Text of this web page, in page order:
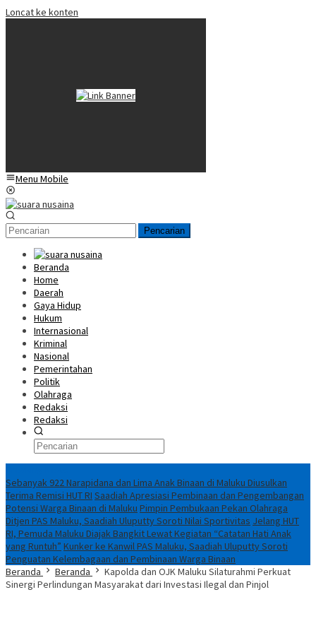
Loncat ke konten
Menu Mobile
Pencarian
Beranda
Home
Daerah
Gaya Hidup
Hukum
Internasional
Kriminal
Nasional
Pemerintahan
Politik
Olahraga
Redaksi
Redaksi
Sebanyak 922 Narapidana dan Lima Anak Binaan di Maluku Diusulkan
Terima Remisi HUT RI Saadiah Apresiasi Pembinaan dan Pengembangan
Potensi Warga Binaan di Maluku Pimpin Pembukaan Pekan Olahraga
Ditjen PAS Maluku, Saadiah Uluputty Soroti Nilai Sportivitas Jelang HUT
RI, Pemuda Maluku Diajak Bangkit Lewat Kegiatan “Catatan Hati Anak
yang Runtuh” Kunker ke Kanwil PAS Maluku, Saadiah Uluputty Soroti
Penguatan Kelembagaan dan Pembinaan Warga Binaan
Beranda
Beranda
Kapolda dan OJK Maluku Silaturahmi Perkuat
Sinergi Perlindungan Masyarakat dari Investasi Ilegal dan Pinjol